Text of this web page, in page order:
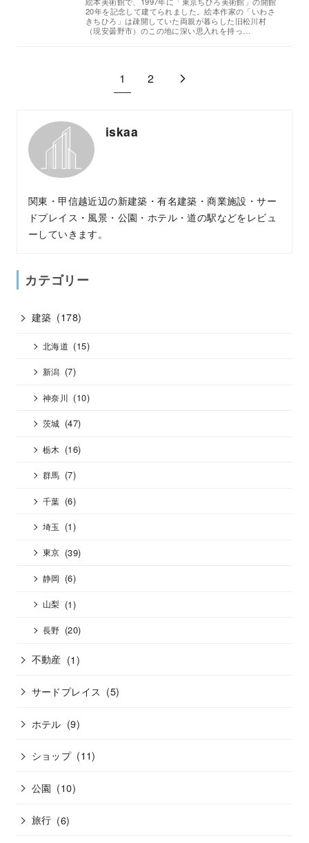
20年を記念して建てられました。絵本作家の「いわさ
きちひろ」は疎開していた両親が暮らした旧松川村
（現安曇野市）のこの地に深い思入れを持っ…
1 2
iskaa
関東・甲信越近辺の新建築・有名建築・商業施設・サー
ドプレイス・風景・公園・ホテル・道の駅などをレビュ
ーしていきます。
カテゴリー
建築 (178)
北海道 (15)
新潟 (7)
神奈川 (10)
茨城 (47)
栃木 (16)
群馬 (7)
千葉 (6)
埼玉 (1)
東京 (39)
静岡 (6)
山梨 (1)
長野 (20)
不動産 (1)
サードプレイス (5)
ホテル (9)
ショップ (11)
公園 (10)
旅行 (6)